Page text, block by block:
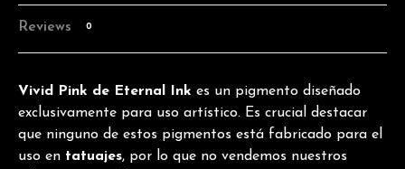
Reviews 0
Vivid Pink de Eternal Ink es un pigmento diseñado
exclusivamente para uso artístico. Es crucial destacar
que ninguno de estos pigmentos está fabricado para el
uso en tatuajes, por lo que no vendemos nuestros